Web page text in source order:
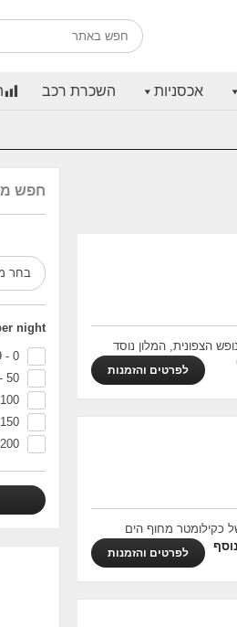
אכסניות השכרת רכב
הצפונית, המלון נוסד
לפרטים והזמנות
כקילומטר מחוף הים
לפרטים והזמנות
חפש
בחר
night
0 - 49
50 - 99
100 - 149
150 - 199
200